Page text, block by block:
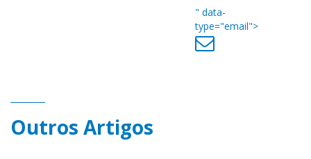
" data-
type="email">
Outros Artigos